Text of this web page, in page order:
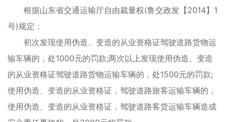
根据山东省交通运输厅自由裁量权(鲁交政发【2014】1
号)规定：
初次发现使用伪造、变造的从业资格证驾驶道路货物运
输车辆的，处1000元的罚款;两次以上发现使用伪造、变造
的从业资格证驾驶道路货物运输车辆的，处1500元的罚款;
使用伪造、变造的从业资格证，驾驶道路旅客运输车辆的，
使用伪造、变造的从业资格证，驾驶道路客货运输车辆造成